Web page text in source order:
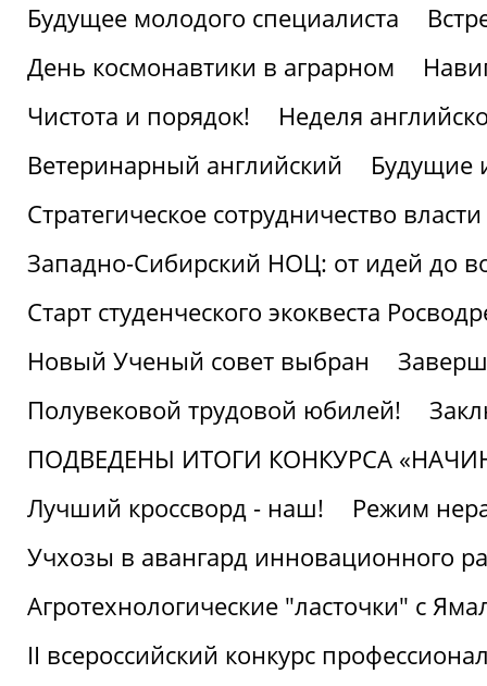
Будущее молодого специалиста
День космонавтики в аграрном
Чистота и порядок!
Неделя
Ветеринарный английский
Будущие
Стратегическое сотрудничество
Западно-Сибирский НОЦ: от идей до
Старт студенческого экоквеста
Новый Ученый совет выбран
Полувековой трудовой юбилей!
ПОДВЕДЕНЫ ИТОГИ КОНКУРСА
Лучший кроссворд - наш!
Режим
Учхозы в авангард инновационного
Агротехнологические "ласточки" с
II всероссийский конкурс